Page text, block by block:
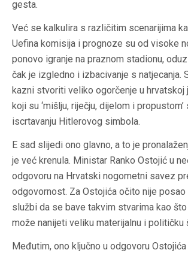
gesta.
Već se kalkulira s različitim scenarijima
Uefina komisija i prognoze su od visoke
ponovo igranje na praznom stadionu,
čak je izgledno i izbacivanje s natjecanja.
kazni stvoriti veliko ogorčenje u hrvatskoj
koji su ‘mišlju, riječju, dijelom i
iscrtavanju Hitlerovog simbola.
E sad slijedi ono glavno, a to je
je već krenula. Ministar Ranko Ostojić u
odgovoru na Hrvatski nogometni savez
odgovornost. Za Ostojića očito nije
službi da se bave takvim stvarima kao
može nanijeti veliku materijalnu i političku
Međutim, ono ključno u odgovoru